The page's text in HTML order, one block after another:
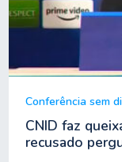
Conferência sem
CNID faz
recusado